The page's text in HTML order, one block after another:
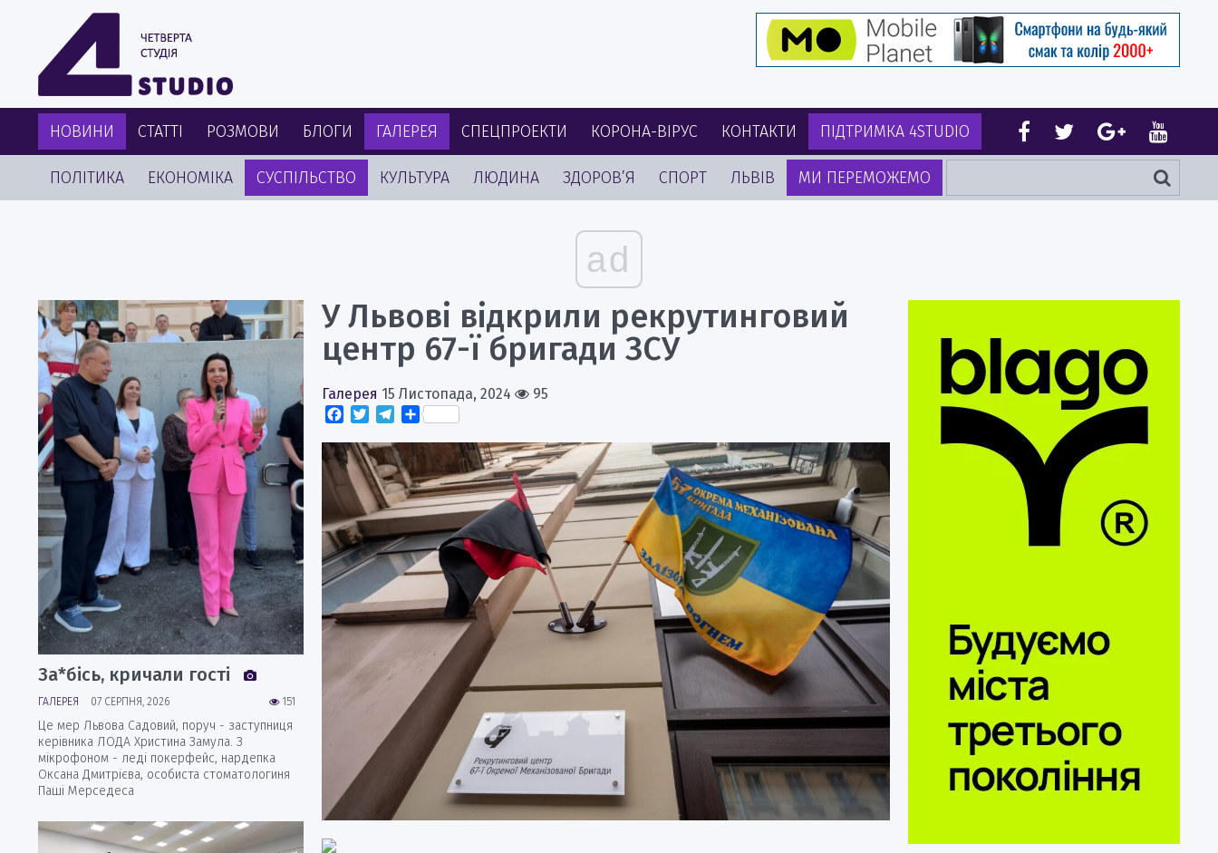
НОВИНИ СТАТТІ РОЗМОВИ БЛОГИ ГАЛЕРЕЯ СПЕЦПРОЕКТИ КОРОНА-ВІРУС КОНТАКТИ ПІДТРИМКА 4STUDIO
ПОЛІТИКА ЕКОНОМІКА СУСПІЛЬСТВО КУЛЬТУРА ЛЮДИНА ЗДОРОВ’Я СПОРТ ЛЬВІВ МИ ПЕРЕМОЖЕМО
ad
У Львові відкрили рекрутинговий
центр 67-ї бригади ЗСУ
Галерея 15 Листопада, 2024
95
Facebook
TwitterTelegram
Поділитися
За*бісь, кричали гості
151
ГАЛЕРЕЯ 07 СЕРПНЯ, 2026
Це мер Львова Садовий, поруч - заступниця
керівника ЛОДА Христина Замула. З
мікрофоном - леді покерфейс, нардепка
Оксана Дмитрієва, особиста стоматологиня
Паші Мерседеса